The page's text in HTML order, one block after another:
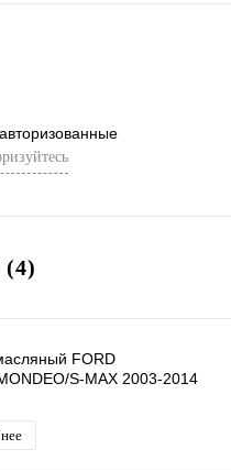
FORD
S-MAX 2003-2014